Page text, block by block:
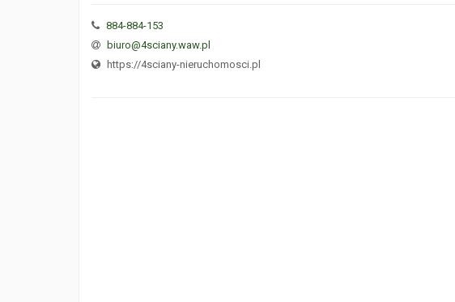
884-884-153
biuro@4sciany.waw.pl
https://4sciany-nieruchomosci.pl